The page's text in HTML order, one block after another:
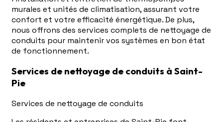
murales et unités de climatisation, assurant votre
confort et votre efficacité énergétique. De plus,
nous offrons des services complets de nettoyage de
conduits pour maintenir vos systèmes en bon état
de fonctionnement.
Services de nettoyage de conduits à Saint-
Pie
Services de nettoyage de conduits